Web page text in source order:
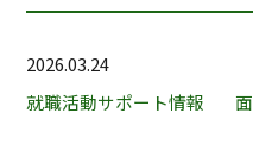
2026.03.24
就職活動サポート情報